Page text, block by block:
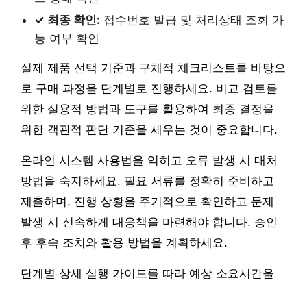
✓ 최종 확인: 접수번호 발급 및 처리상태 조회 가
능 여부 확인
실제 제품 선택 기준과 구체적 체크리스트를 바탕으
로 구매 과정을 단계별로 진행하세요. 비교 검토를
위한 실용적 방법과 도구를 활용하여 최종 결정을
위한 객관적 판단 기준을 세우는 것이 중요합니다.
온라인 시스템 사용법을 익히고 오류 발생 시 대처
방법을 숙지하세요. 필요 서류를 정확히 준비하고
제출하며, 진행 상황을 주기적으로 확인하고 문제
발생 시 신속하게 대응책을 마련해야 합니다. 승인
후 후속 조치와 활용 방법을 계획하세요.
단계별 상세 실행 가이드를 따라 예상 소요시간을